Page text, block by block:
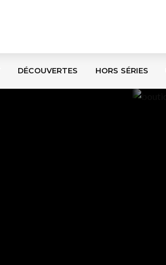
DÉCOUVERTES HORS SÉRIES